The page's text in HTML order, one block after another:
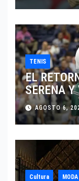
TENIS
EL
SERENA
AGOSTO 6,
Cultura